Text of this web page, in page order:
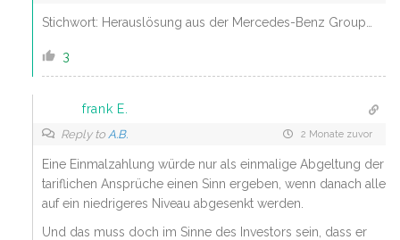
Stichwort: Herauslösung aus der Mercedes-Benz Group…
3
frank E.
Reply to A.B. 2 Monate zuvor
Eine Einmalzahlung würde nur als einmalige Abgeltung der
tariflichen Ansprüche einen Sinn ergeben, wenn danach alle
auf ein niedrigeres Niveau abgesenkt werden.
Und das muss doch im Sinne des Investors sein, dass er